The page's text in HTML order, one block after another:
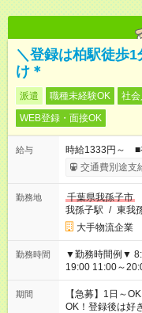
＼登録は柏駅徒歩
け＊
派遣 職種未経験OK 社
WEB登録・面接OK
給与
時給1333円～
交通費別途支
勤務地
千葉県我孫子市
我孫子駅 / 東我
大手物流企業
勤務時間
▼勤務時間例▼ 8:30～17:30 9:00～17:00 9:00～18:00 10:00～
19:00 11:00～
22:00～31:00 上記以外にもシフトパターンあり！ 短時間の勤務
もご紹介できる
せてお仕事をご
期間
【急募】1日～
OK！登録後は好